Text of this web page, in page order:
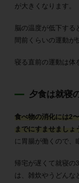
が大きくなります。
脳の温度が低下す
間前くらいの運動が
寝る直前の運動は体
夕食は就寝
食べ物の消化には2
までにすませましょ
に胃腸が働くので、
帰宅が遅くて就寝の
は、雑炊やうどんな